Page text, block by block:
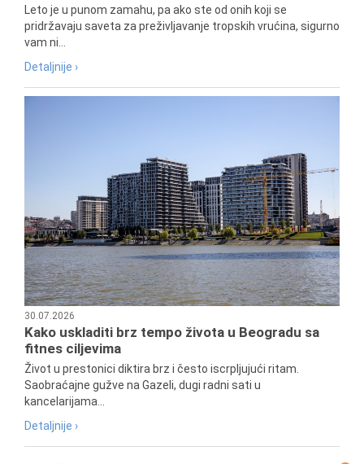
Leto je u punom zamahu, pa ako ste od onih koji se
pridržavaju saveta za preživljavanje tropskih vrućina, sigurno
vam ni...
Detaljnije ›
30.07.2026
Kako uskladiti brz tempo života u Beogradu sa
fitnes ciljevima
Život u prestonici diktira brz i često iscrpljujući ritam.
Saobraćajne gužve na Gazeli, dugi radni sati u
kancelarijama...
Detaljnije ›